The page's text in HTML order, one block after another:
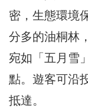
密，生態環境
分多的油桐林
宛如「五月雪
點。遊客可沿
抵達。